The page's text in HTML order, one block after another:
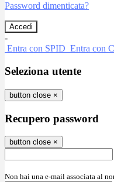
Password dimenticata?
-
Entra con SPID Entra con
Seleziona utente
button close ×
Recupero password
button close ×
Non hai una e-mail associata al